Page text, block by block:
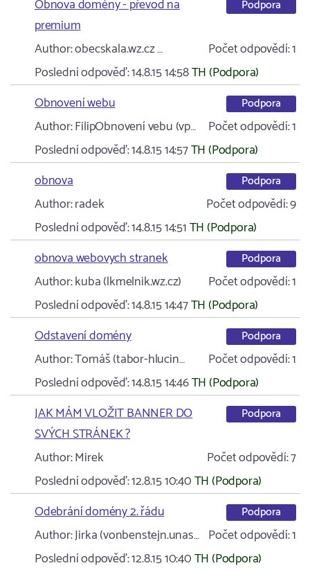
Obnova domény - převod na
premium
Podpora
Author:obecskala.wz.cz … Počet odpovědí:1
Poslední odpověď:14.8.15 14:58TH (Podpora)
Obnovení webu
Podpora
Author:FilipObnovení vebu (vp… Počet odpovědí:1
Poslední odpověď:14.8.15 14:57TH (Podpora)
obnova
Podpora
Author:radek Počet odpovědí:9
Poslední odpověď:14.8.15 14:51TH (Podpora)
obnova webovych stranek
Podpora
Author:kuba (lkmelnik.wz.cz) Počet odpovědí:1
Poslední odpověď:14.8.15 14:47TH (Podpora)
Odstavení domény
Podpora
Author:Tomáš (tabor-hlucin… Počet odpovědí:1
Poslední odpověď:14.8.15 14:46TH (Podpora)
JAK MÁM VLOŽIT BANNER DO
SVÝCH STRÁNEK ?
Podpora
Author:Mirek Počet odpovědí:7
Poslední odpověď:12.8.15 10:40TH (Podpora)
Odebrání domény 2. řádu
Podpora
Author:Jirka (vonbenstejn.unas… Počet odpovědí:1
Poslední odpověď:12.8.15 10:40TH (Podpora)